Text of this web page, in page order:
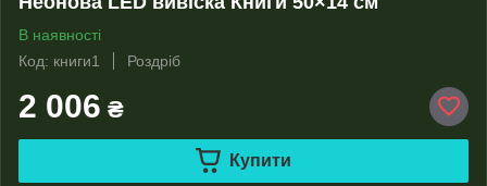
В наявності
Код: книги1
Роздріб
2 006 ₴
Купити